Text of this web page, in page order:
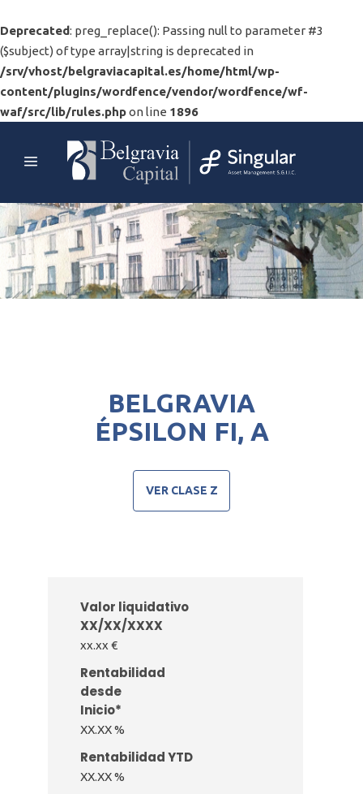
Deprecated: preg_replace(): Passing null to parameter #3
($subject) of type array|string is deprecated in
/srv/vhost/belgraviacapital.es/home/html/wp-
content/plugins/wordfence/vendor/wordfence/wf-
waf/src/lib/rules.phpon line 1896
BELGRAVIA
ÉPSILON FI, A
VER CLASE Z
Valor liquidativo
XX/XX/XXXX
xx.xx €
Rentabilidad
desde
Inicio*
XX.XX %
Rentabilidad YTD
XX.XX %